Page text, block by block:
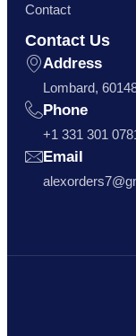
Contact
Contact Us
Address
Lombard,
Phone
+1 331 301
Email